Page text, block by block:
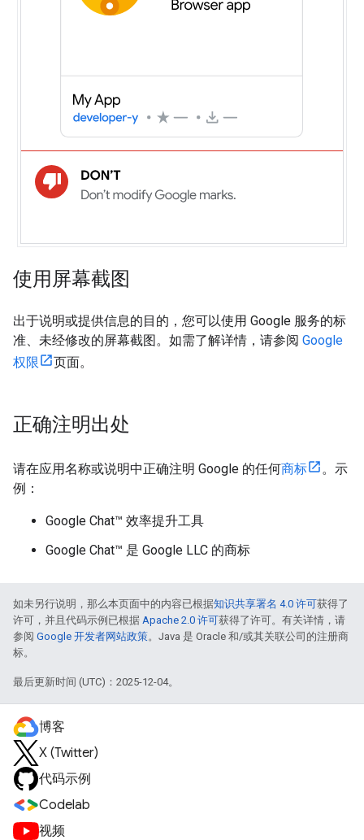
使用屏幕截图
出于说明或提供信息的目的，您可以使用 Google 服务的标
准、未经修改的屏幕截图。如需了解详情，请参阅 Google
权限
页面。
正确注明出处
请在应用名称或说明中正确注明 Google 的任何商标
。示
例：
Google Chat™ 效率提升工具
Google Chat™ 是 Google LLC 的商标
如未另行说明，那么本页面中的内容已根据知识共享署名 4.0 许可获得了
许可，并且代码示例已根据 Apache 2.0 许可获得了许可。有关详情，请
参阅 Google 开发者网站政策。Java 是 Oracle 和/或其关联公司的注册商
标。
最后更新时间 (UTC)：2025-12-04。
博客
X (Twitter)
代码示例
Codelab
视频